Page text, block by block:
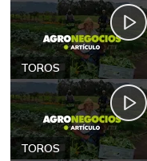
TOROS
TOROS